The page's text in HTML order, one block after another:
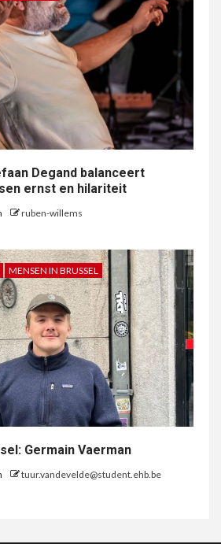
Degand balanceert
ernst en hilariteit
ruben-willems
MENSEN IN BRUSSEL
Germain Vaerman
tuur.vandevelde@student.ehb.be